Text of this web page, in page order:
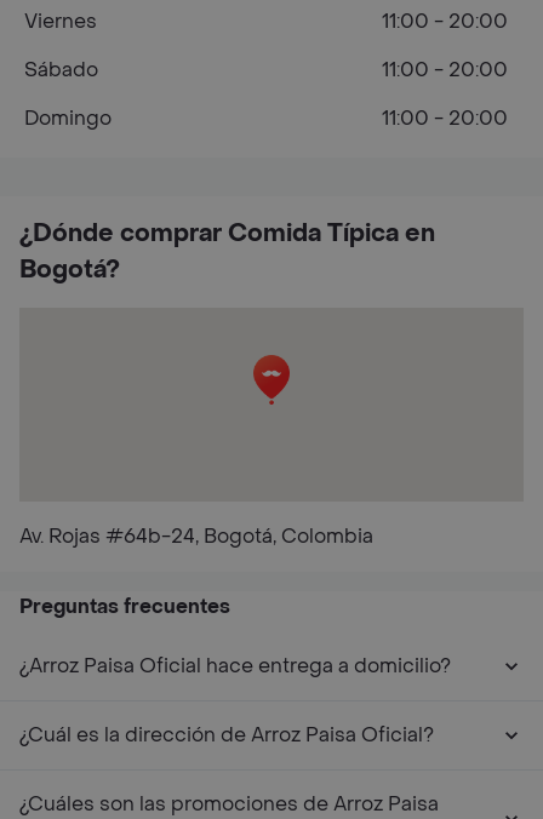
¿Dónde comprar Comida Típica en
Bogotá?
Av. Rojas #64b-24, Bogotá, Colombia
Viernes
11:00 - 20:00
Sábado
11:00 - 20:00
Domingo
11:00 - 20:00
Preguntas frecuentes
¿Arroz Paisa Oficial hace entrega a domicilio?
¿Cuál es la dirección de Arroz Paisa Oficial?
¿Cuáles son las promociones de Arroz Paisa